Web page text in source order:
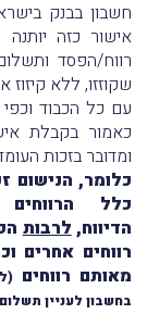
חשבון בבנק
אישור כזה יותנה
רווח/הפסד
שקוזזו, ללא
עם כל הכבוד וכפי
כאמור בקבלת
ומדובר בזכות
כלומר, הנישום
כלל
הדיווח,לרבות
רווחים אחרים
מאותם רווחים
בחשבון לעניין